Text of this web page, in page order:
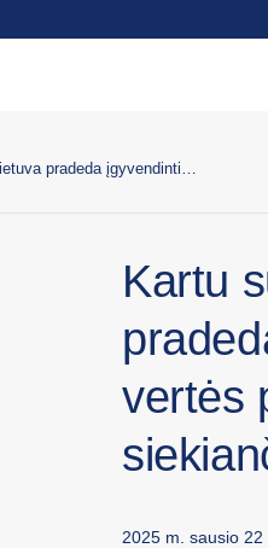
Kartu
vertės
2025 m. sausio 22